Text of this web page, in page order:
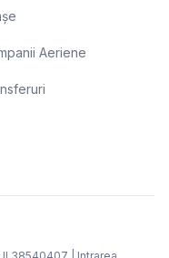
Aeriene